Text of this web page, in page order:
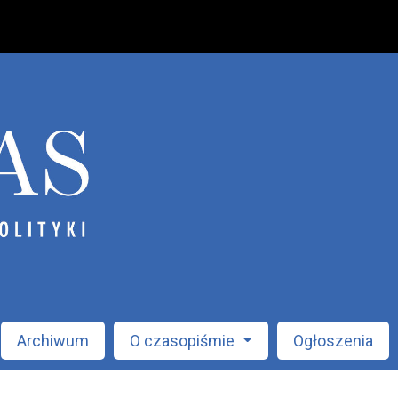
Archiwum O czasopiśmie Ogłoszenia